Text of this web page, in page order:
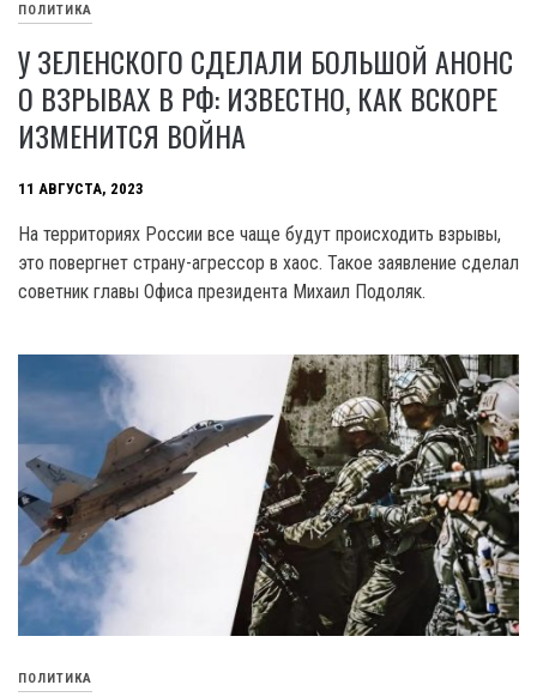
ПОЛИТИКА
У ЗЕЛЕНСКОГО СДЕЛАЛИ БОЛЬШОЙ АНОНС
О ВЗРЫВАХ В РФ: ИЗВЕСТНО, КАК ВСКОРЕ
ИЗМЕНИТСЯ ВОЙНА
11 АВГУСТА, 2023
На территориях России все чаще будут происходить взрывы,
это повергнет страну-агрессор в хаос. Такое заявление сделал
советник главы Офиса президента Михаил Подоляк.
ПОЛИТИКА